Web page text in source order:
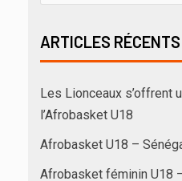
ARTICLES RÉCENTS
Les Lionceaux s’offrent
l’Afrobasket U18
Afrobasket U18 –
Afrobasket féminin U18